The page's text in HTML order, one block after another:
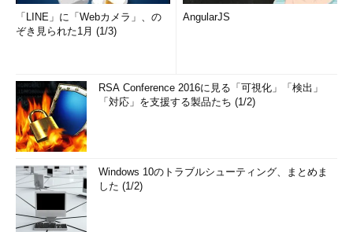
「LINE」に「Webカメラ」、の
ぞき見られた1月 (1/3)
AngularJS
RSA Conference 2016に見る「可視化」「検出」
「対応」を支援する製品たち (1/2)
Windows 10のトラブルシューティング、まとめま
した (1/2)